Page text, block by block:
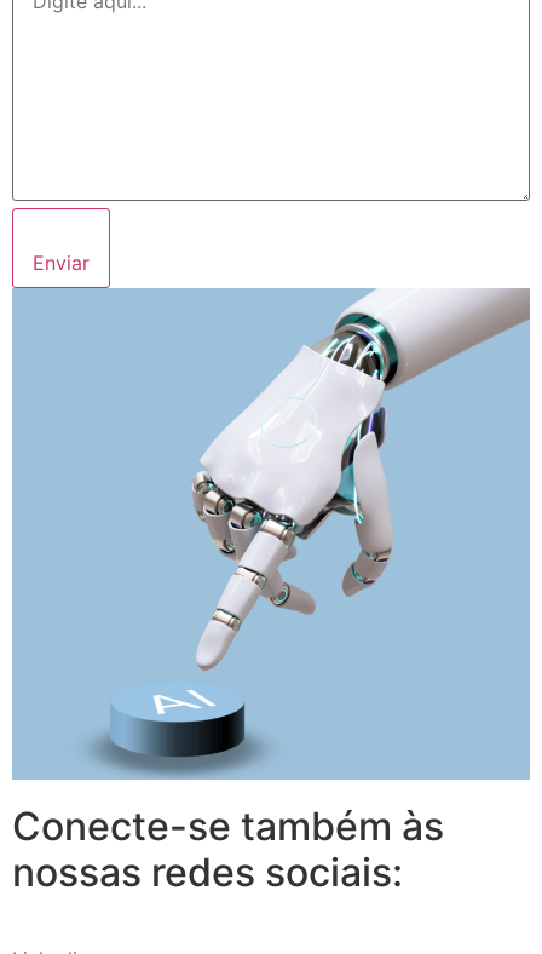
Enviar
Conecte-se também às
nossas redes sociais: